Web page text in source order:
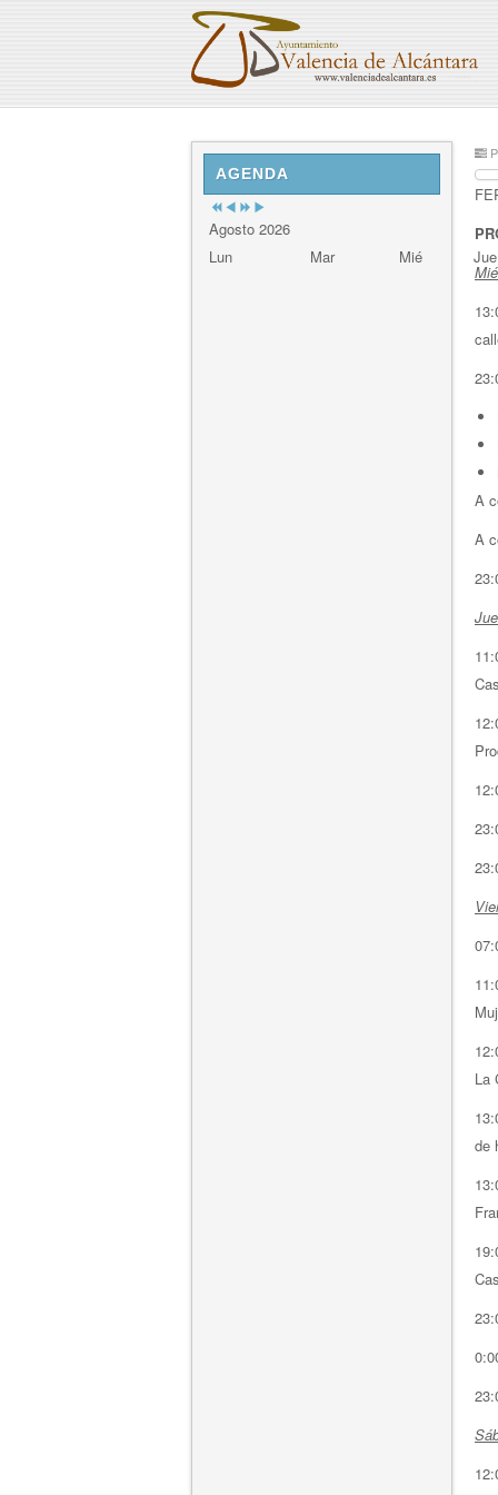
AGENDA
Previous
Year
Previous
Month
Next
Year
Next
Month
Agosto 2026
Lun
Mar Mié Jue
A
A
La
de